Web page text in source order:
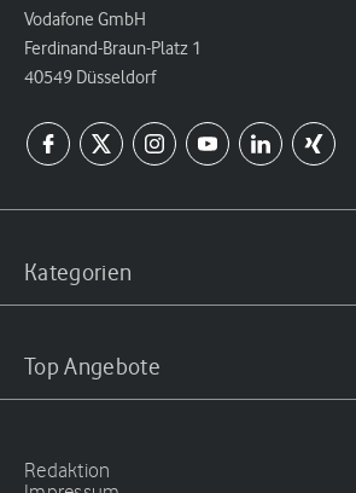
Vodafone GmbH
Ferdinand-Braun-Platz 1
40549 Düsseldorf
Kategorien
Top Angebote
Redaktion